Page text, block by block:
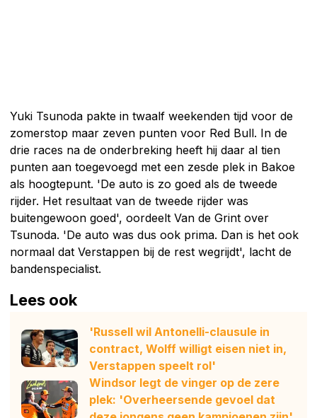
Yuki Tsunoda pakte in twaalf weekenden tijd voor de
zomerstop maar zeven punten voor Red Bull. In de
drie races na de onderbreking heeft hij daar al tien
punten aan toegevoegd met een zesde plek in Bakoe
als hoogtepunt. 'De auto is zo goed als de tweede
rijder. Het resultaat van de tweede rijder was
buitengewoon goed', oordeelt Van de Grint over
Tsunoda. 'De auto was dus ook prima. Dan is het ook
normaal dat Verstappen bij de rest wegrijdt', lacht de
bandenspecialist.
Lees ook
'Russell wil Antonelli-clausule in
contract, Wolff willigt eisen niet in,
Verstappen speelt rol'
Windsor legt de vinger op de zere
plek: 'Overheersende gevoel dat